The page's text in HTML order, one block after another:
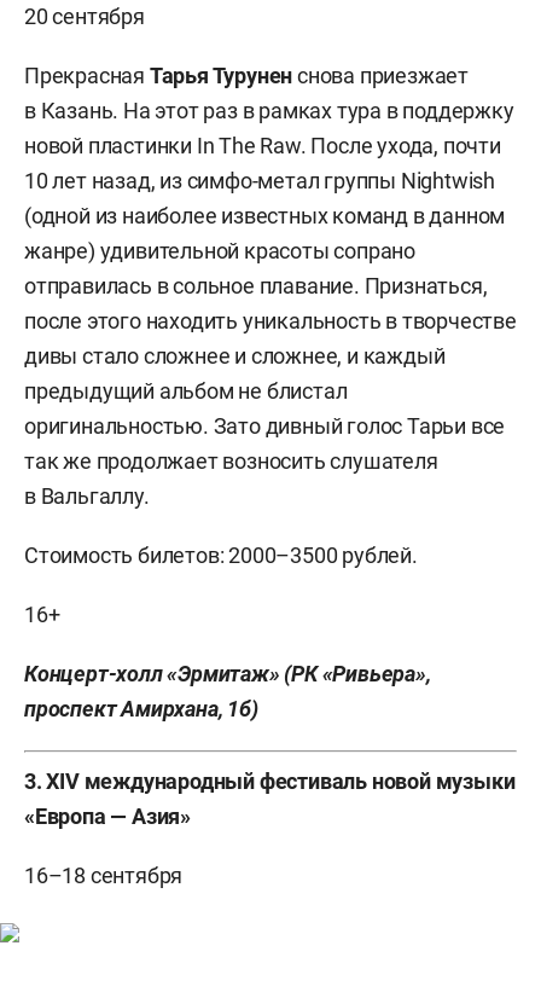
20 сентября
Прекрасная Тарья Туруненснова приезжает
в Казань. На этот раз в рамках тура в поддержку
новой пластинки In The Raw. После ухода, почти
10 лет назад, из симфо-метал группы Nightwish
(одной из наиболее известных команд в данном
жанре) удивительной красоты сопрано
отправилась в сольное плавание. Признаться,
после этого находить уникальность в творчестве
дивы стало сложнее и сложнее, и каждый
предыдущий альбом не блистал
оригинальностью. Зато дивный голос Тарьи все
так же продолжает возносить слушателя
в Вальгаллу.
Стоимость билетов: 2000–3500 рублей.
16+
Концерт-холл «Эрмитаж» (РК «Ривьера»,
проспект Амирхана, 1б)
3.ХIV международный фестиваль новой музыки
«Европа — Азия»
16–18 сентября